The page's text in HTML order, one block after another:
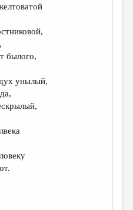
былого,
унылый,